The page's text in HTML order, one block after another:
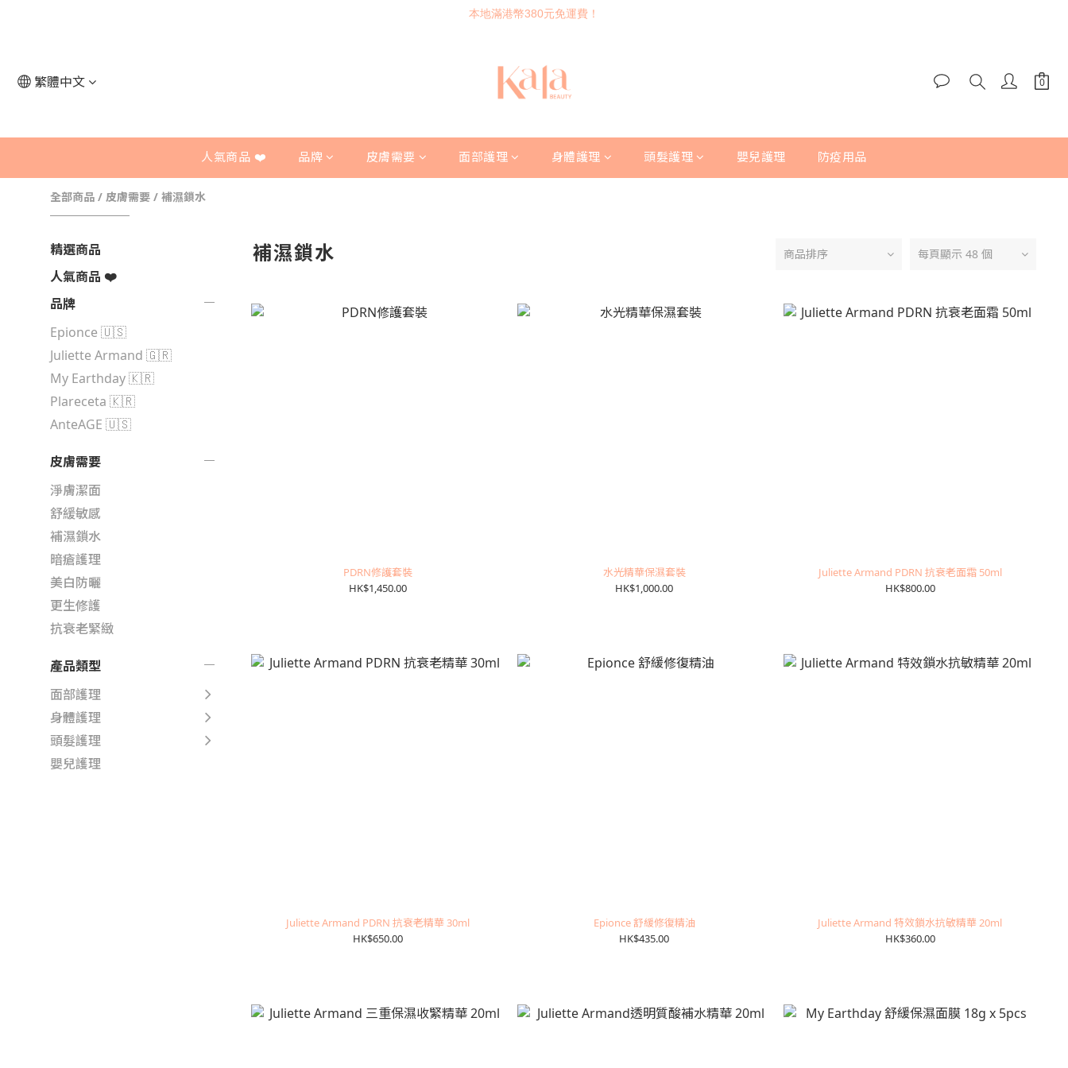
繁體中文
人氣商品 ❤️ 品牌 皮膚需要 面部護理 身體護理 頭髮護理 嬰兒護理 防疫用品
全部商品 / 皮膚需要 / 補濕鎖水
精選商品
人氣商品 ❤️
品牌
Epionce 🇺🇸
Juliette Armand 🇬🇷
My Earthday 🇰🇷
Plareceta 🇰🇷
AnteAGE 🇺🇸
皮膚需要
淨膚潔面
舒緩敏感
補濕鎖水
暗瘡護理
美白防曬
更生修護
抗衰老緊緻
產品類型
面部護理
身體護理
頭髮護理
嬰兒護理
補濕鎖水 商品排序 每頁顯示 48 個
PDRN修護套裝
HK$1,450.00
水光精華保濕套裝
HK$1,000.00
Juliette Armand PDRN 抗衰老面霜 50ml
HK$800.00
Juliette Armand PDRN 抗衰老精華 30ml
HK$650.00
Epionce 舒緩修復精油
HK$435.00
Juliette Armand 特效鎖水抗敏精華 20ml
HK$360.00
本地滿港幣380元免運費！